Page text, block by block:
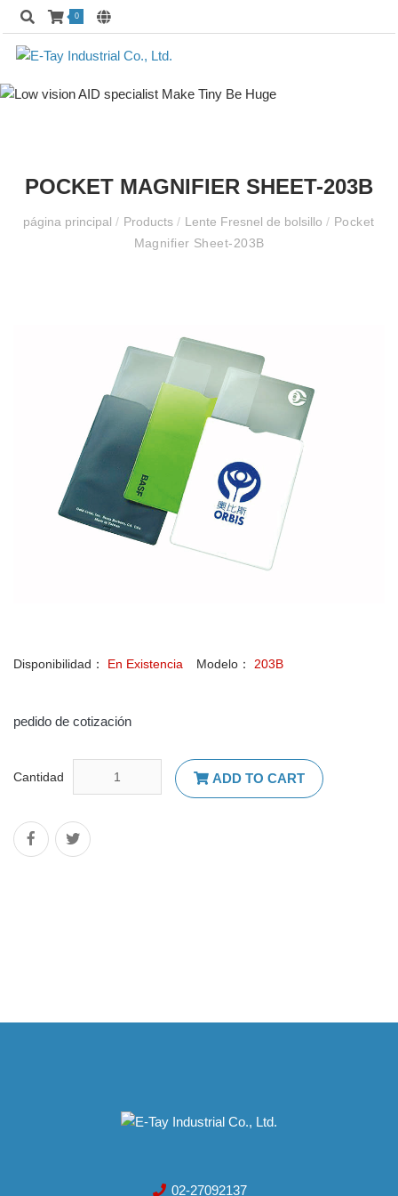
0
POCKET MAGNIFIER SHEET-203B
página principal/ Products/ Lente Fresnel de bolsillo/ Pocket
Magnifier Sheet-203B
Disponibilidad： En Existencia Modelo： 203B
pedido de cotización
Cantidad ADD TO CART
02-27092137